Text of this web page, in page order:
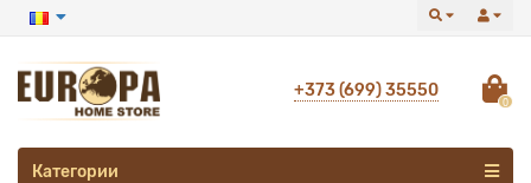
+373 (699) 35550
0
Категории